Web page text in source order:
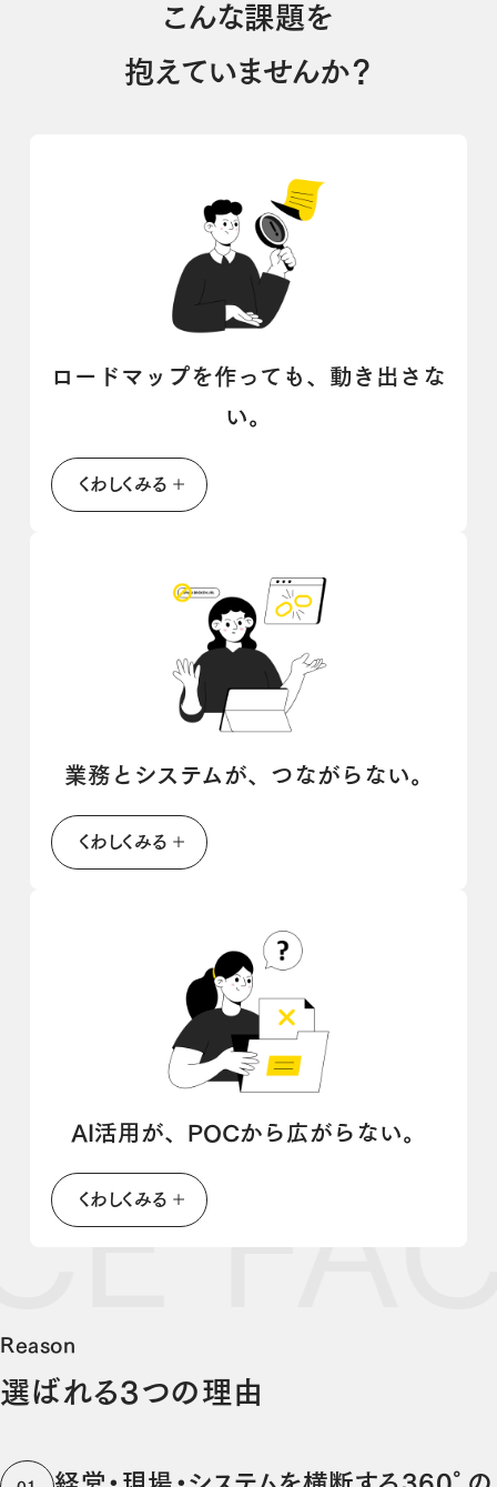
こんな課題を
抱えていませんか？
ロードマップを作っても、動き出さな
い。
くわしくみる
業務とシステムが、つながらない。
くわしくみる
AI活用が、POCから広がらない。
くわしくみる
Reason
選ばれる3つの理由